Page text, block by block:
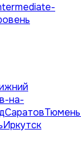
на-
СаратовТюмень
Иркутск